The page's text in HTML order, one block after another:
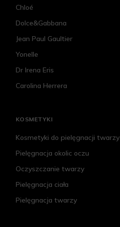
Chloé
Dolce&Gabbana
Jean Paul Gaultier
Yonelle
Dr Irena Eris
Carolina Herrera
KOSMETYKI
Kosmetyki do pielęgnacji twarzy
Pielęgnacja okolic oczu
Oczyszczanie twarzy
Pielęgnacja ciała
Pielęgnacja twarzy